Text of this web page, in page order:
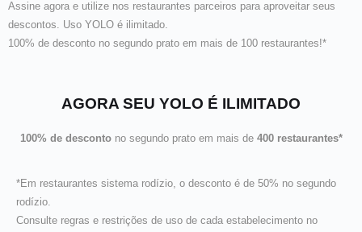
Assine agora e utilize nos restaurantes parceiros para aproveitar seus
descontos. Uso YOLO é ilimitado.
100% de desconto no segundo prato em mais de 100 restaurantes!*
AGORA SEU YOLO É ILIMITADO
100% de descontono segundo prato em mais de 400 restaurantes*
*Em restaurantes sistema rodízio, o desconto é de 50% no segundo
rodízio.
Consulte regras e restrições de uso de cada estabelecimento no